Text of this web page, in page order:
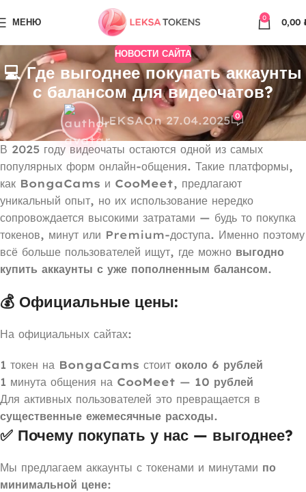
МЕНЮ 0 0,00
НОВОСТИ САЙТА
💻 Где выгоднее покупать аккаунты
с балансом для видеочатов?
LEKSAOn 27.04.2025 0
В 2025 году видеочаты остаются одной из самых
популярных форм онлайн-общения. Такие платформы,
как BongaCams и CooMeet, предлагают
уникальный опыт, но их использование нередко
сопровождается высокими затратами — будь то покупка
токенов, минут или Premium-доступа. Именно поэтому
всё больше пользователей ищут, где можно выгодно
купить аккаунты с уже пополненным балансом.
💰 Официальные цены:
На официальных сайтах:
1 токен на BongaCams стоит около 6 рублей
1 минута общения на CooMeet — 10 рублей
Для активных пользователей это превращается в
существенные ежемесячные расходы.
✅ Почему покупать у нас — выгоднее?
Мы предлагаем аккаунты с токенами и минутами по
минимальной цене: